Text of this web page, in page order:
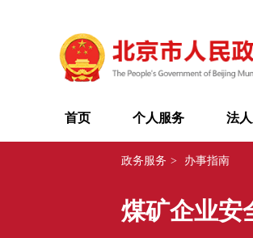
首页 个人服务 法
政务服务 > 办事指南
煤矿企业安